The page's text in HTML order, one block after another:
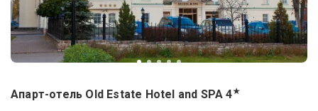
Апарт-отель Old Estate Hotel and SPA 4★